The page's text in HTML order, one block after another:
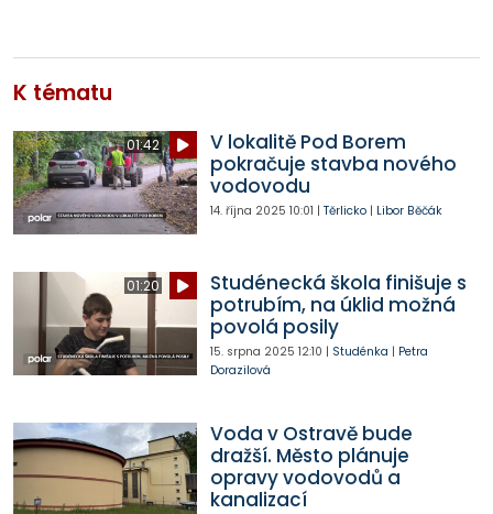
K tématu
01:42
V lokalitě Pod Borem
pokračuje stavba nového
vodovodu
14. října 2025 10:01 | Těrlicko| Libor Běčák
01:20
Studénecká škola finišuje s
potrubím, na úklid možná
povolá posily
15. srpna 2025 12:10 | Studénka | Petra
Dorazilová
Voda v Ostravě bude
dražší. Město plánuje
opravy vodovodů a
kanalizací